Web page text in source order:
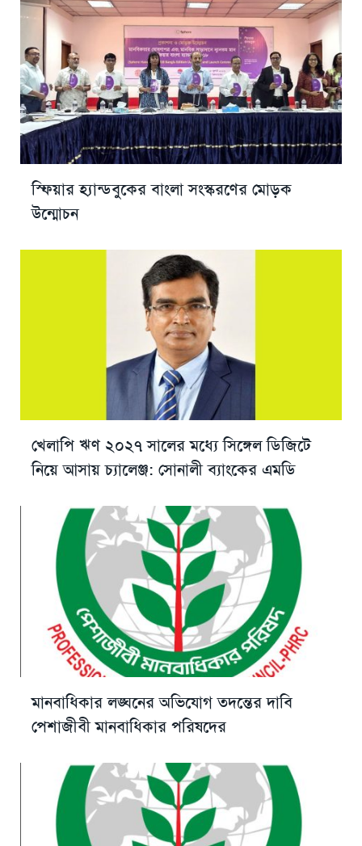
স্ফিয়ার হ্যান্ডবুকের বাংলা সংস্করণের মোড়ক
উন্মোচন
খেলাপি ঋণ ২০২৭ সালের মধ্যে সিঙ্গেল ডিজিটে
নিয়ে আসায় চ্যালেঞ্জ: সোনালী ব্যাংকের এমডি
মানবাধিকার লঙ্ঘনের অভিযোগ তদন্তের দাবি
পেশাজীবী মানবাধিকার পরিষদের